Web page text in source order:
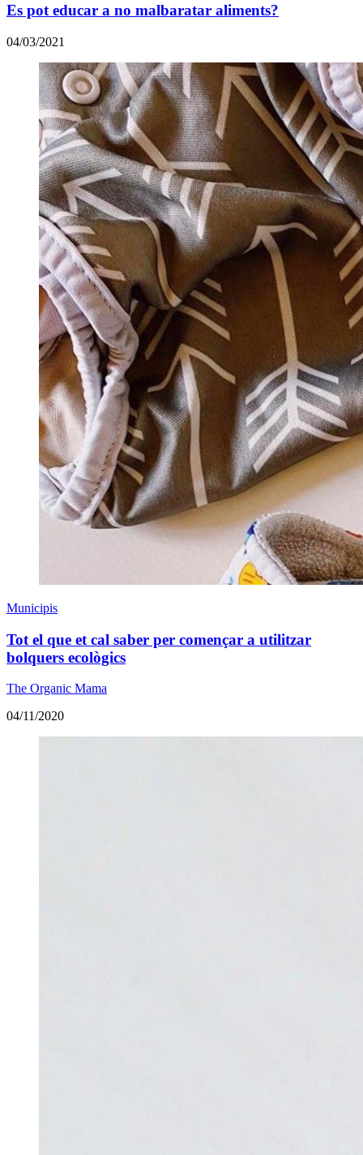
Es pot educar a no malbaratar aliments?
04/03/2021
Municipis
Tot el que et cal saber per començar a utilitzar
bolquers ecològics
The Organic Mama
04/11/2020